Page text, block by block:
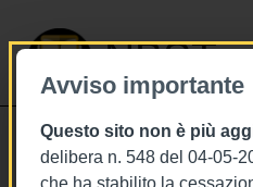
Avviso importante
Questo sito non è più
delibera n. 548 del 04-05-
che ha stabilito la
NBST